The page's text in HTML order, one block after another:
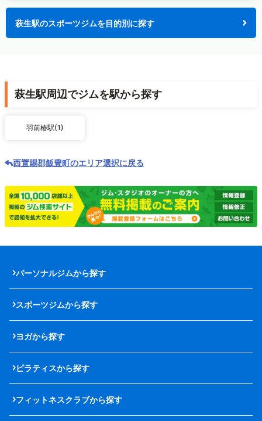
萩生駅のスポーツジムを目的別に探す
萩生駅周辺でジムを駅から探す
羽前椿駅(1)
西置賜郡飯豊町のエリア選択に戻る
パーソナルジムから探す
スポーツジムから探す
ヨガから探す
ピラティスから探す
フィットネスクラブから探す